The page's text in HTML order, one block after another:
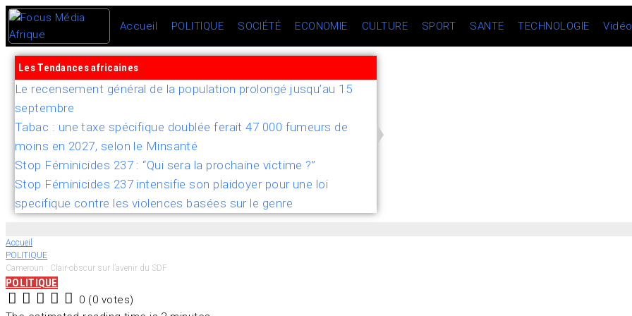
Accueil POLITIQUE SOCIÉTÉ ECONOMIE CULTURE SPORT SANTE TECHNOLOGIE
Les Tendances africaines
Le recensement général de la population prolongé jusqu’au 15
septembre
Tabac : une taxe spécifique doublée ferait 47 000 fumeurs de
moins en 2027, selon le Minsanté
Stop Féminicides 237 : “Qui sera la prochaine victime ?”
Stop Féminicides 237 intensifie son plaidoyer pour une loi
specifique contre les violences basées sur le genre
Accueil
POLITIQUE
Cameroun : Clair-obscur sur l’avenir du SDF
POLITIQUE
5
4
3
2
1
0 (0 votes)